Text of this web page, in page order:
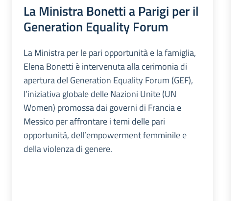
La Ministra Bonetti a Parigi per il
Generation Equality Forum
La Ministra per le pari opportunità e la famiglia,
Elena Bonetti è intervenuta alla cerimonia di
apertura del Generation Equality Forum (GEF),
l’iniziativa globale delle Nazioni Unite (UN
Women) promossa dai governi di Francia e
Messico per affrontare i temi delle pari
opportunità, dell’empowerment femminile e
della violenza di genere.